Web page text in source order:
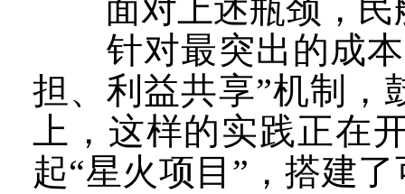
面对上述瓶颈，民
针对最突出的成本
担、利益共享”机制，
上，这样的实践正在
起“星火项目”，搭建